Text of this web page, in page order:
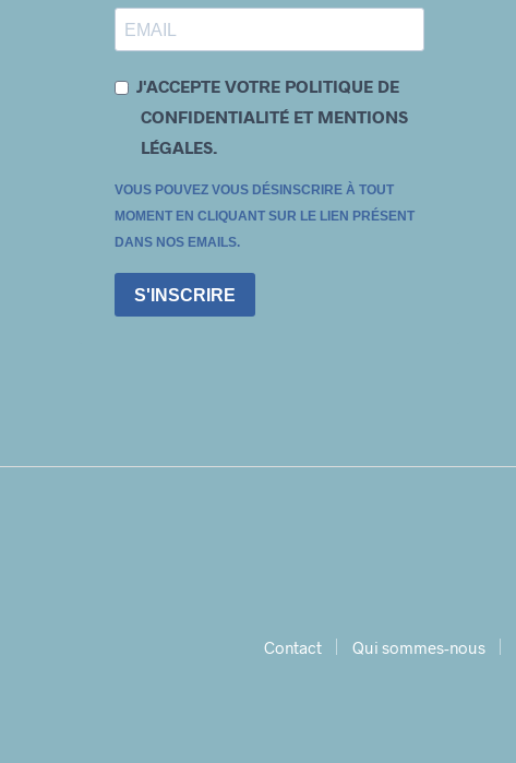
J'ACCEPTE VOTRE POLITIQUE DE
CONFIDENTIALITÉ ET MENTIONS
LÉGALES.
VOUS POUVEZ VOUS DÉSINSCRIRE À TOUT
MOMENT EN CLIQUANT SUR LE LIEN PRÉSENT
DANS NOS EMAILS.
S'INSCRIRE
Contact Qui sommes-nous